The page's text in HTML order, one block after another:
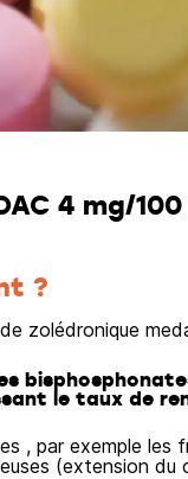
4 mg/
?
zolédronique
le taux de
, par exemple les
(extension du